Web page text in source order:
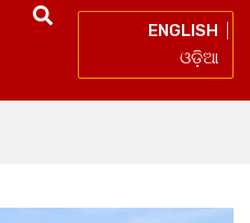
ENGLISH
ଓଡ଼ିଆ